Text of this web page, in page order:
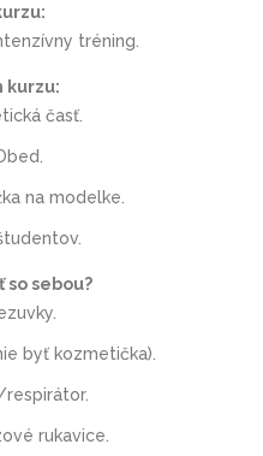
tréning.
kurzu:
časť.
na modelke.
so sebou?
byť kozmetička).
respirátor.
rukavice.